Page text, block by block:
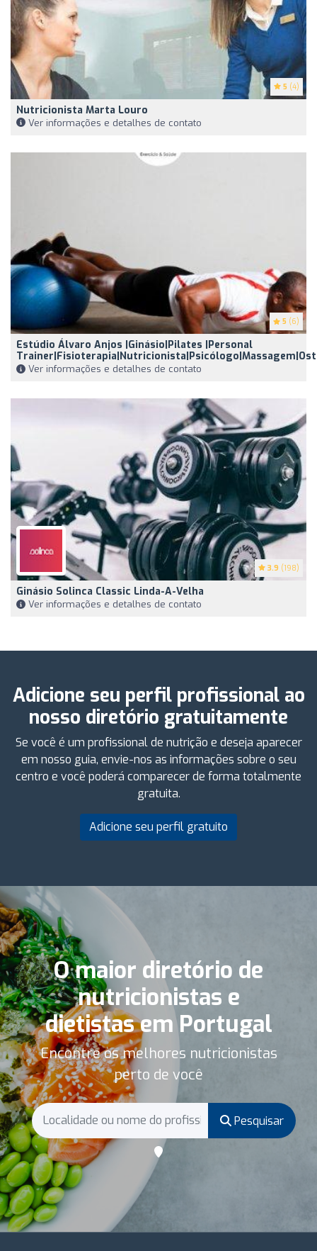
5 (4)
Nutricionista Marta Louro
Ver informações e detalhes de contato
5 (6)
Estúdio Álvaro Anjos |Ginásio|Pilates |Personal
Ver informações e detalhes de contato
3.9 (198)
Ginásio Solinca Classic Linda-A-Velha
Ver informações e detalhes de contato
Adicione seu perfil profissional ao
nosso diretório gratuitamente
Se você é um profissional de nutrição e deseja aparecer
em nosso guia, envie-nos as informações sobre o seu
centro e você poderá comparecer de forma totalmente
gratuita.
Adicione seu perfil gratuito
O maior diretório de
nutricionistas e
dietistas em Portugal
Encontre os melhores nutricionistas
perto de você
Pesquisar